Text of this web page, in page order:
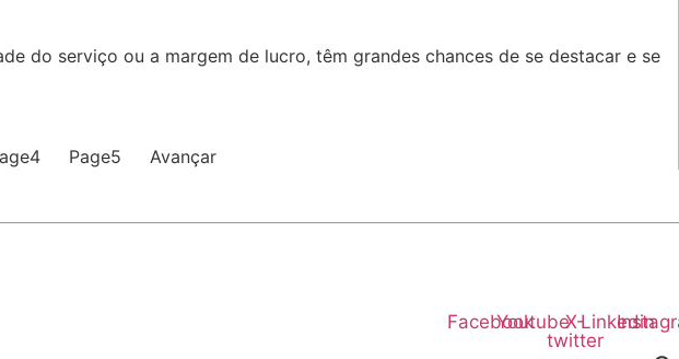
do serviço ou a margem de lucro, têm grandes chances de se destacar e se
4 Page5 Avançar
FacebookYoutubeX-
twitter
Linkedin